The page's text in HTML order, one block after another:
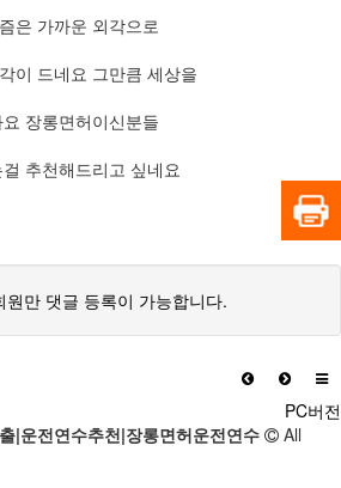
은 가까운 외각으로
이 드네요 그만큼 세상을
장롱면허이신분들
추천해드리고 싶네요
원만 댓글 등록이 가능합니다.
PC버전
|운전연수추천|장롱면허운전연수
All